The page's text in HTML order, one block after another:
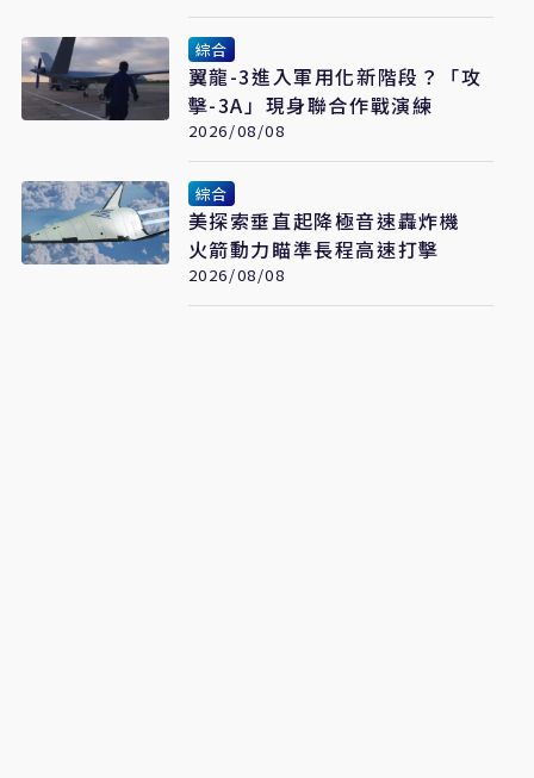
綜合
翼龍-3進入軍用化新階段？「攻
擊-3A」現身聯合作戰演練
2026/08/08
綜合
美探索垂直起降極音速轟炸機
火箭動力瞄準長程高速打擊
2026/08/08